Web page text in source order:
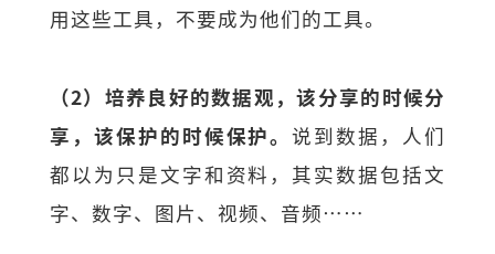
用这些工具，不要成为他们的工具。
（2）培养良好的数据观，该分享的时候分
享，该保护的时候保护。说到数据，人们
都以为只是文字和资料，其实数据包括文
字、数字、图片、视频、音频……